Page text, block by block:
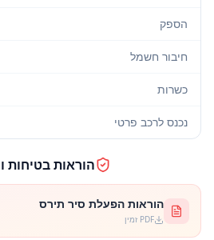
הספק
חיבור חשמל
כשרות
נכנס לרכב פרטי
הוראות בטיחות
הוראות הפעלת סיר תירס
PDF זמין